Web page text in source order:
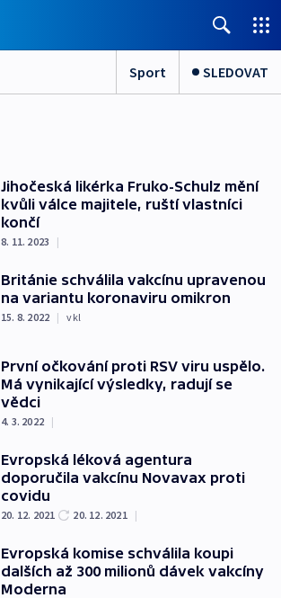
Sport SLEDOVAT
Jihočeská likérka Fruko-Schulz mění
kvůli válce majitele, ruští vlastníci
končí
8. 11. 2023 |
Británie schválila vakcínu upravenou
na variantu koronaviru omikron
15. 8. 2022 | vkl
První očkování proti RSV viru uspělo.
Má vynikající výsledky, radují se
vědci
4. 3. 2022 |
Evropská léková agentura
doporučila vakcínu Novavax proti
covidu
20. 12. 2021 20. 12. 2021 |
Evropská komise schválila koupi
dalších až 300 milionů dávek vakcíny
Moderna